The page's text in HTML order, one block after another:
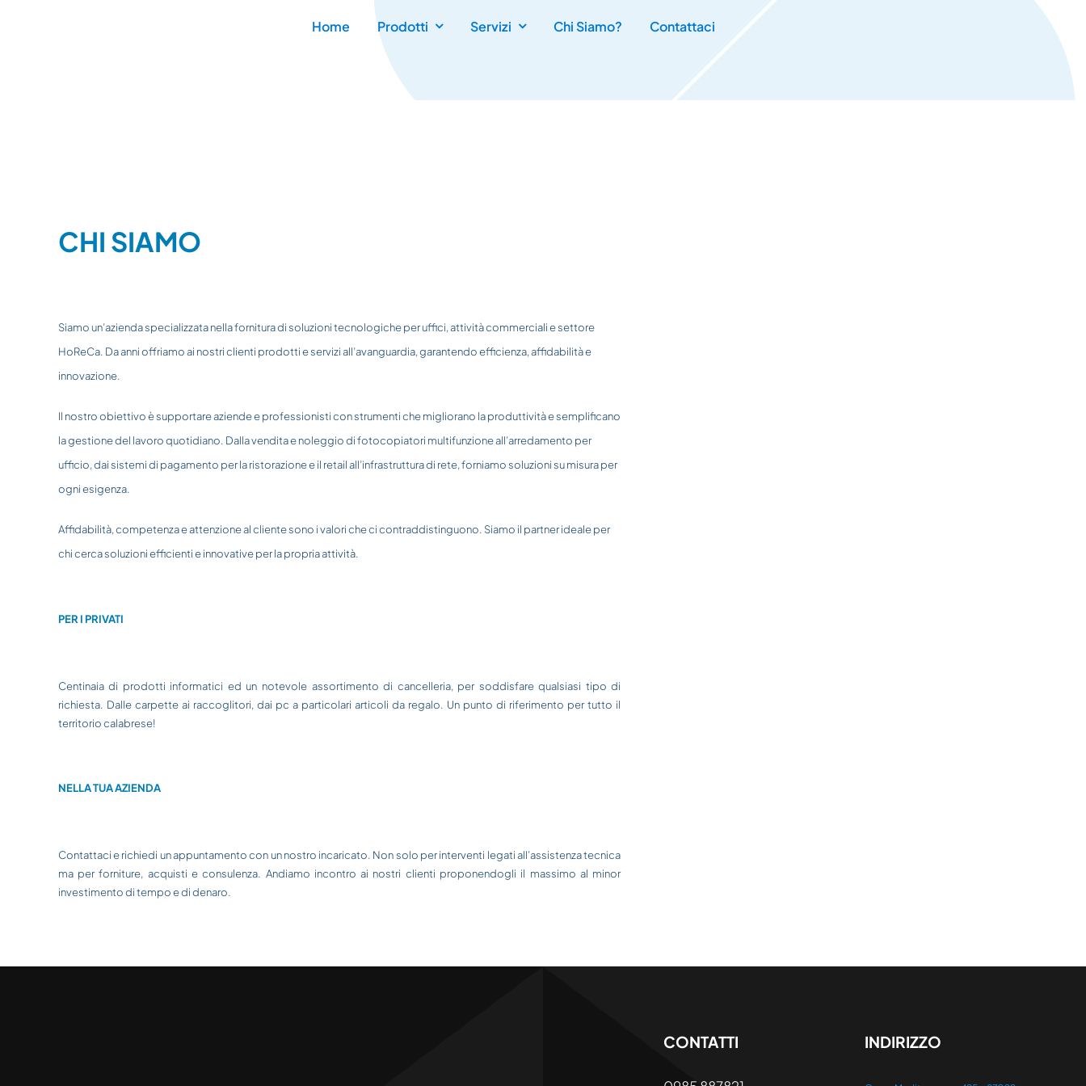
Home Prodotti Servizi Chi Siamo? Contattaci
CHI SIAMO
Siamo un’azienda specializzata nella fornitura di soluzioni tecnologiche per uffici, attività commerciali e settore
HoReCa. Da anni offriamo ai nostri clienti prodotti e servizi all’avanguardia, garantendo efficienza, affidabilità e
innovazione.
Il nostro obiettivo è supportare aziende e professionisti con strumenti che migliorano la produttività e semplificano
la gestione del lavoro quotidiano. Dalla vendita e noleggio di fotocopiatori multifunzione all’arredamento per
ufficio, dai sistemi di pagamento per la ristorazione e il retail all’infrastruttura di rete, forniamo soluzioni su misura per
ogni esigenza.
Affidabilità, competenza e attenzione al cliente sono i valori che ci contraddistinguono. Siamo il partner ideale per
chi cerca soluzioni efficienti e innovative per la propria attività.
PER I PRIVATI
Centinaia di prodotti informatici ed un notevole assortimento di cancelleria, per soddisfare qualsiasi tipo di
richiesta. Dalle carpette ai raccoglitori, dai pc a particolari articoli da regalo. Un punto di riferimento per tutto il
territorio calabrese!
NELLA TUA AZIENDA
Contattaci e richiedi un appuntamento con un nostro incaricato. Non solo per interventi legati all’assistenza tecnica
ma per forniture, acquisti e consulenza. Andiamo incontro ai nostri clienti proponendogli il massimo al minor
investimento di tempo e di denaro.
CONTATTI INDIRIZZO